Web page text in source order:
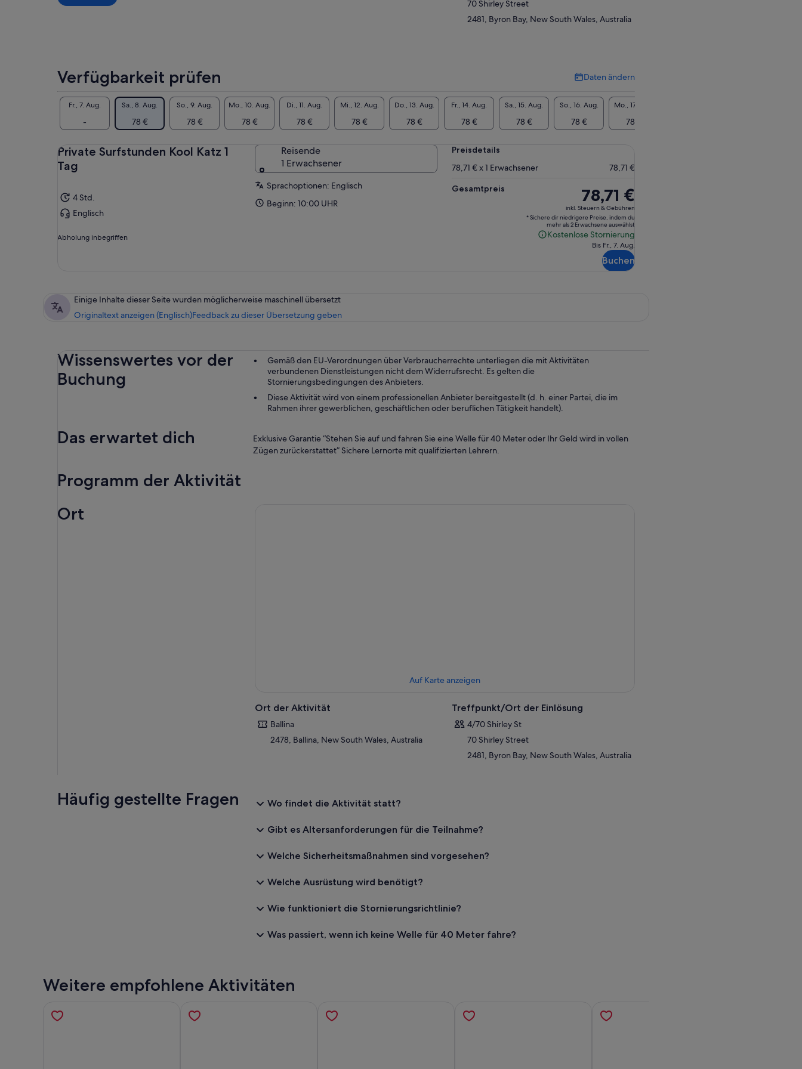
* Sichere
du
mehrere
Erwachsene
70 Shirley Street
2481, Byron Bay, New South Wales, Australia
Verfügbarkeit prüfen Daten ändern
Daten
Fr., 7. Aug.
-
Sa., 8. Aug.
78 €
So., 9. Aug.
78 €
Mo., 10. Aug.
78 €
Di., 11. Aug.
78 €
Mi., 12. Aug.
78 €
Do., 13. Aug.
78 €
Fr., 14. Aug.
78 €
Sa., 15. Aug.
78 €
So., 16. Aug.
78 €
Mo., 17. Aug.
78 €
Private Surfstunden Kool Katz 1
Tag
4 Std.
Englisch
Abholung inbegriffen
Reisende
1 Erwachsener
Sprachoptionen: Englisch
Beginn: 10:00 UHR
Preisdetails
78,71 € x 1 Erwachsener
78,71 €
Gesamtpreis
Der
Preis
beträgt
78,71 €
78,71 €
inkl. Steuern & Gebühren
* Sichere dir niedrigere Preise, indem du
mehr als 2 Erwachsene auswählst
Kostenlose Stornierung
Kostenlose
Bis Fr., 7. Aug.
Buchen
Einige Inhalte dieser Seite wurden möglicherweise maschinell übersetzt
Originaltext anzeigen (Englisch)Feedback zu dieser Übersetzung gebenWird
Tab
geöffnet
Wissenswertes vor der
Buchung
Gemäß den EU-Verordnungen über Verbraucherrechte unterliegen die mit Aktivitäten
verbundenen Dienstleistungen nicht dem Widerrufsrecht. Es gelten die
Stornierungsbedingungen des Anbieters.
Diese Aktivität wird von einem professionellen Anbieter bereitgestellt (d. h. einer Partei, die im
Rahmen ihrer gewerblichen, geschäftlichen oder beruflichen Tätigkeit handelt).
Das erwartet dich
Exklusive Garantie “Stehen Sie auf und fahren Sie eine Welle für 40 Meter oder Ihr Geld wird in vollen
Zügen zurückerstattet” Sichere Lernorte mit qualifizierten Lehrern.
Programm der Aktivität
Ort
Auf Karte anzeigen
Ort der Aktivität
Ballina
2478, Ballina, New South Wales, Australia
Treffpunkt/Ort der Einlösung
4/70 Shirley St
70 Shirley Street
2481, Byron Bay, New South Wales, Australia
Häufig gestellte Fragen Wo findet die Aktivität statt?
Gibt es Altersanforderungen für die Teilnahme?
Welche Sicherheitsmaßnahmen sind vorgesehen?
Welche Ausrüstung wird benötigt?
Wie funktioniert die Stornierungsrichtlinie?
Was passiert, wenn ich keine Welle für 40 Meter fahre?
Weitere empfohlene Aktivitäten